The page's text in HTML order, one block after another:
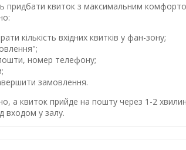
придбати квиток з максимальним
кількість вхідних квитків у фан-зону;
номер телефону;
замовлення.
а квиток прийде на пошту через 1-2
входом у залу.